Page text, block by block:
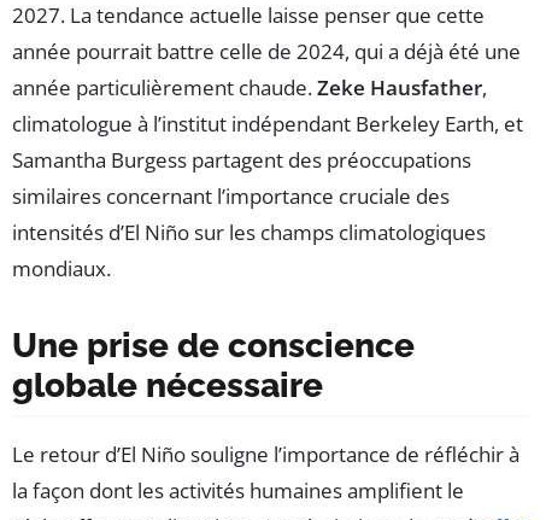
2027. La tendance actuelle laisse penser que cette
année pourrait battre celle de 2024, qui a déjà été une
année particulièrement chaude.Zeke Hausfather,
climatologue à l’institut indépendant Berkeley Earth, et
Samantha Burgess partagent des préoccupations
similaires concernant l’importance cruciale des
intensités d’El Niño sur les champs climatologiques
mondiaux.
Une prise de conscience
globale nécessaire
Le retour d’El Niño souligne l’importance de réfléchir à
la façon dont les activités humaines amplifient le